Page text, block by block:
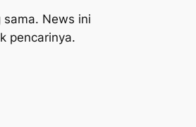
News ini
pencarinya.